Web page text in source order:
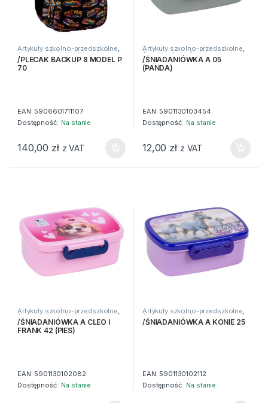
Artykuły szkolno-przedszkolne,
Artykuły tekstylne ,Plecaki
/PLECAK BACKUP 8 MODEL P
70
EAN: 5906601711107
Dostępność: Na stanie
140,00 zł z VAT
Artykuły szkolno-przedszkolne,
Śniadaniówki,Śniadaniówki i
Bidony
/ŚNIADANIÓWKA A 05
(PANDA)
EAN: 5901130103454
Dostępność: Na stanie
12,00 zł z VAT
Artykuły szkolno-przedszkolne,
Śniadaniówki,Śniadaniówki i
Bidony
/ŚNIADANIÓWKA A CLEO I
FRANK 42 (PIES)
EAN: 5901130102082
Dostępność: Na stanie
Artykuły szkolno-przedszkolne,
Śniadaniówki,Śniadaniówki i
Bidony
/ŚNIADANIÓWKA A KONIE 25
EAN: 5901130102112
Dostępność: Na stanie